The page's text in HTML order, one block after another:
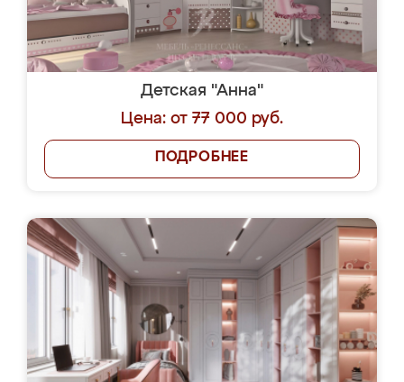
Детская "Анна"
Цена: от 77 000 руб.
ПОДРОБНЕЕ